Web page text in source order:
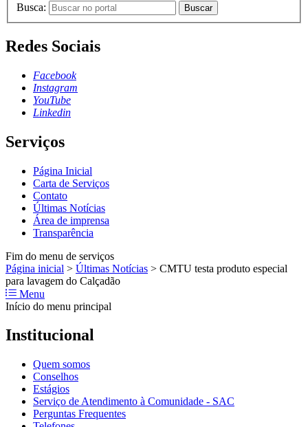
Busca: Buscar
Redes Sociais
Facebook
Instagram
YouTube
Linkedin
Serviços
Página Inicial
Carta de Serviços
Contato
Últimas Notícias
Área de imprensa
Transparência
Fim do menu de serviços
Página inicial > Últimas Notícias > CMTU testa produto especial
para lavagem do Calçadão
Menu
Início do menu principal
Institucional
Quem somos
Conselhos
Estágios
Serviço de Atendimento à Comunidade - SAC
Perguntas Frequentes